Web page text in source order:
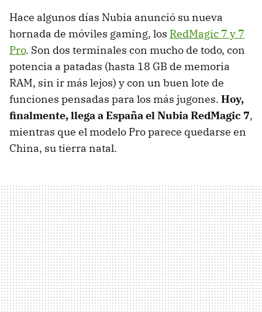
Hace algunos días Nubia anunció su nueva
hornada de móviles gaming, los RedMagic 7 y 7
Pro. Son dos terminales con mucho de todo, con
potencia a patadas (hasta 18 GB de memoria
RAM, sin ir más lejos) y con un buen lote de
funciones pensadas para los más jugones. Hoy,
finalmente, llega a España el Nubia RedMagic 7,
mientras que el modelo Pro parece quedarse en
China, su tierra natal.